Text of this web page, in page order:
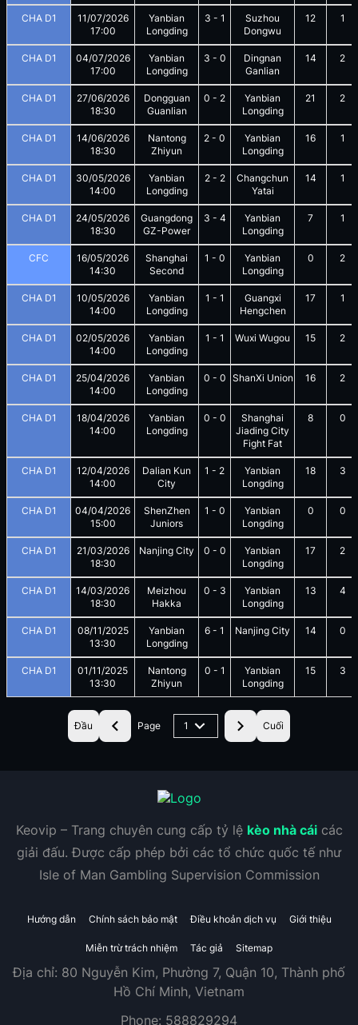
CHA D1
11/07/2026
17:00
Yanbian
Longding
3 - 1
Suzhou
Dongwu
12 1
CHA D1
04/07/2026
17:00
Yanbian
Longding
3 - 0
Dingnan
Ganlian
14 2
CHA D1
27/06/2026
18:30
Dongguan
Guanlian
0 - 2
Yanbian
Longding
21 2
CHA D1
14/06/2026
18:30
Nantong
Zhiyun
2 - 0
Yanbian
Longding
16 1
CHA D1
30/05/2026
14:00
Yanbian
Longding
2- 2
Changchun
Yatai
14 1
CHA D1
24/05/2026
18:30
Guangdong
GZ-Power
3 - 4
Yanbian
Longding
7 1
CFC
16/05/2026
14:30
Shanghai
Second
1 - 0
Yanbian
Longding
0 2
CHA D1
10/05/2026
14:00
Yanbian
Longding
1 - 1
Guangxi
Hengchen
17 1
CHA D1
02/05/2026
14:00
Yanbian
Longding
1 - 1 Wuxi Wugou 15 2
CHA D1
25/04/2026
14:00
Yanbian
Longding
0 - 0 ShanXi Union 16 2
CHA D1
18/04/2026
14:00
Yanbian
Longding
0 - 0
Shanghai
Jiading City
Fight Fat
8 0
CHA D1
12/04/2026
14:00
Dalian Kun
City
1 - 2
Yanbian
Longding
18 3
CHA D1
04/04/2026
15:00
ShenZhen
Juniors
1 - 0
Yanbian
Longding
0 0
CHA D1
21/03/2026
18:30
Nanjing City 0 - 0
Yanbian
Longding
17 2
CHA D1
14/03/2026
18:30
Meizhou
Hakka
0 - 3
Yanbian
Longding
13 4
CHA D1
08/11/2025
13:30
Yanbian
Longding
6 - 1 Nanjing City 14 0
CHA D1
01/11/2025
13:30
Nantong
Zhiyun
0 - 1
Yanbian
Longding
15 3
Đầu Page 1 Cuối
Keovip – Trang chuyên cung cấp tỷ lệ kèo nhà cáicác
giải đấu. Được cấp phép bởi các tổ chức quốc tế như
Isle of Man Gambling Supervision Commission
Hướng dẫn Chính sách bảo mật Điều khoản dịch vụ Giới thiệu
Miễn trừ trách nhiệm Tác giả Sitemap
Địa chỉ: 80 Nguyễn Kim, Phường 7, Quận 10, Thành phố
Hồ Chí Minh, Vietnam
Phone: 588829294